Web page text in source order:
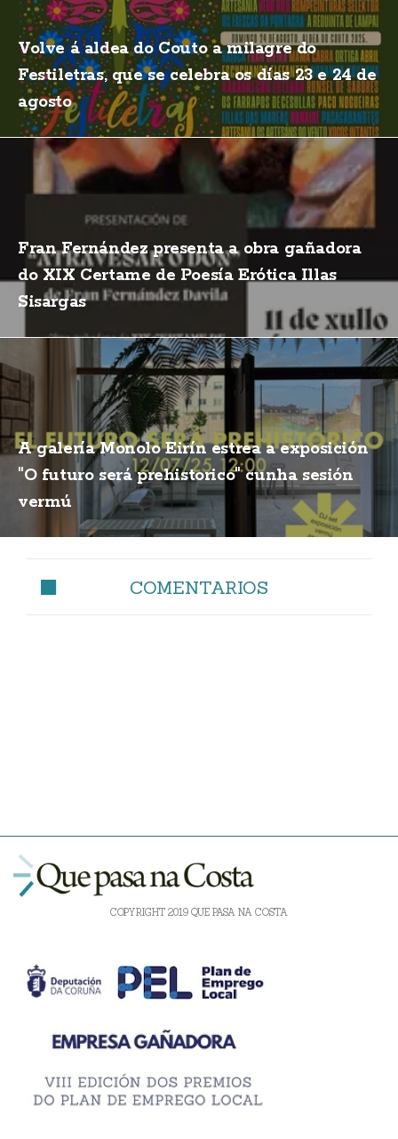
Volve á aldea do Couto a milagre do
Festiletras, que se celebra os días 23 e 24 de
agosto
Fran Fernández presenta a obra gañadora
do XIX Certame de Poesía Erótica Illas
Sisargas
A galería Monolo Eirín estrea a exposición
"O futuro será prehistorico" cunha sesión
vermú
COMENTARIOS
COPYRIGHT 2019 QUE PASA NA COSTA